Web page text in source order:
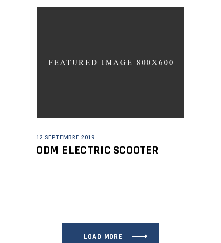
12 SEPTEMBRE 2019
ODM ELECTRIC SCOOTER
LOAD MORE